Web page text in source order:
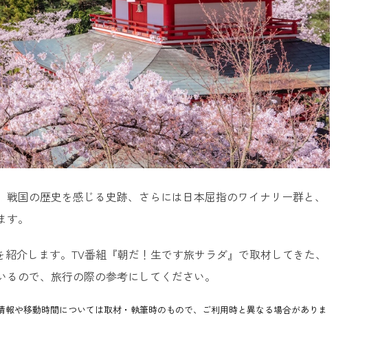
国の歴史を感じる史跡、さらには日本屈指のワイナリー群と、
。
介します。TV番組『朝だ！生です旅サラダ』で取材してきた、
ので、旅行の際の参考にしてください。
や移動時間については取材・執筆時のもので、ご利用時と異なる場合がありま